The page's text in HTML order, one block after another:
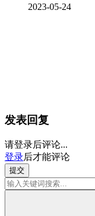
2023-05-24
发表回复
请登录后评论...
登录后才能评论
提交